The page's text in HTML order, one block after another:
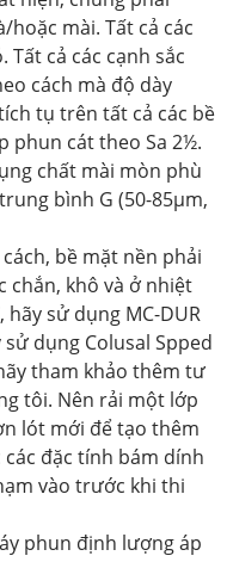
hoặc mài. Tất cả các
cả các cạnh sắc
cách mà độ dày
tụ trên tất cả các bề
phun cát theo Sa 2½.
chất mài mòn phù
bình G (50-85μm,
bề mặt nền phải
chắn, khô và ở nhiệt
sử dụng MC-DUR
dụng Colusal Spped
tham khảo thêm tư
tôi. Nên rải một lớp
lót mới để tạo thêm
đặc tính bám dính
vào trước khi thi
phun định lượng áp